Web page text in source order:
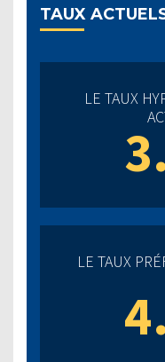
TAUX
LE TAUX
LE TAUX